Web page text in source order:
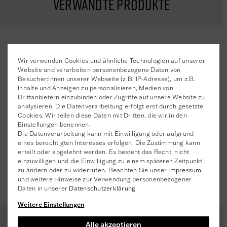
DILAURAMIDOGLUTAMIDE LYSINE°,
novexpert@novexpert-lab.com
Verwandte Produkte
Kundenrezensionen()
Rezensionen werden geladen...
Wir verwenden Cookies und ähnliche Technologien auf unserer
Website und verarbeiten personenbezogene Daten von
Besucher:innen unserer Webseite (z.B. IP-Adresse), um z.B.
Inhalte und Anzeigen zu personalisieren, Medien von
Drittanbietern einzubinden oder Zugriffe auf unsere Website zu
analysieren. Die Datenverarbeitung erfolgt erst durch gesetzte
Cookies. Wir teilen diese Daten mit Dritten, die wir in den
Einstellungen benennen.
Die Datenverarbeitung kann mit Einwilligung oder aufgrund
eines berechtigten Interesses erfolgen. Die Zustimmung kann
erteilt oder abgelehnt werden. Es besteht das Recht, nicht
einzuwilligen und die Einwilligung zu einem späteren Zeitpunkt
zu ändern oder zu widerrufen. Beachten Sie unser Impressum
und weitere Hinweise zur Verwendung personenbezogener
Daten in unserer Daten­schutz­erklärung.
Weitere Einstellungen
Alle akzeptieren